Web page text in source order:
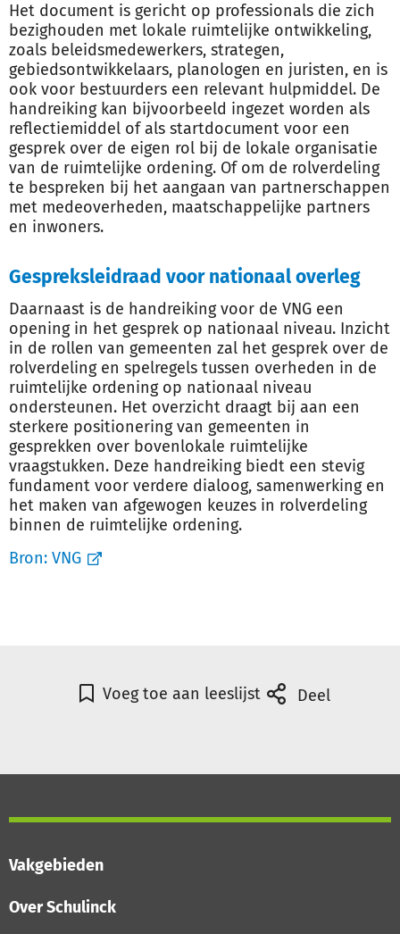
Het document is gericht op professionals die zich
bezighouden met lokale ruimtelijke ontwikkeling,
zoals beleidsmedewerkers, strategen,
gebiedsontwikkelaars, planologen en juristen, en is
ook voor bestuurders een relevant hulpmiddel. De
handreiking kan bijvoorbeeld ingezet worden als
reflectiemiddel of als startdocument voor een
gesprek over de eigen rol bij de lokale organisatie
van de ruimtelijke ordening. Of om de rolverdeling
te bespreken bij het aangaan van partnerschappen
met medeoverheden, maatschappelijke partners
en inwoners.
Gespreksleidraad voor nationaal overleg
Daarnaast is de handreiking voor de VNG een
opening in het gesprek op nationaal niveau. Inzicht
in de rollen van gemeenten zal het gesprek over de
rolverdeling en spelregels tussen overheden in de
ruimtelijke ordening op nationaal niveau
ondersteunen. Het overzicht draagt bij aan een
sterkere positionering van gemeenten in
gesprekken over bovenlokale ruimtelijke
vraagstukken. Deze handreiking biedt een stevig
fundament voor verdere dialoog, samenwerking en
het maken van afgewogen keuzes in rolverdeling
binnen de ruimtelijke ordening.
Bron: VNG
Voeg toe aan leeslijst Deel
Vakgebieden
Over Schulinck